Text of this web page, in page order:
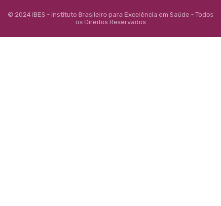
© 2024 IBES - Instituto Brasileiro para Excelência em Saúde - Todos
os Direitos Reservados